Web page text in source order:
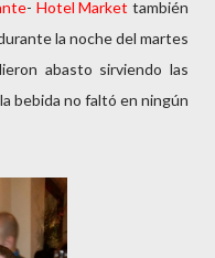
- Hotel Market también
la noche del martes
abasto sirviendo las
bebida no faltó en ningún